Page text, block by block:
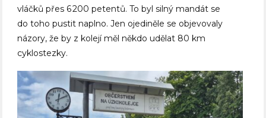
vláčků přes 6 200 petentů. To byl silný mandát se
do toho pustit naplno. Jen ojediněle se objevovaly
názory, že by z kolejí měl někdo udělat 80 km
cyklostezky.